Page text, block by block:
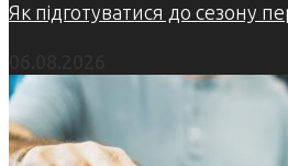
Як підготуватися до сезону